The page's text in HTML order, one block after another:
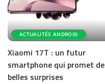
ACTUALITÉS ANDROID
Xiaomi 17T : un futur
smartphone qui promet de
belles surprises